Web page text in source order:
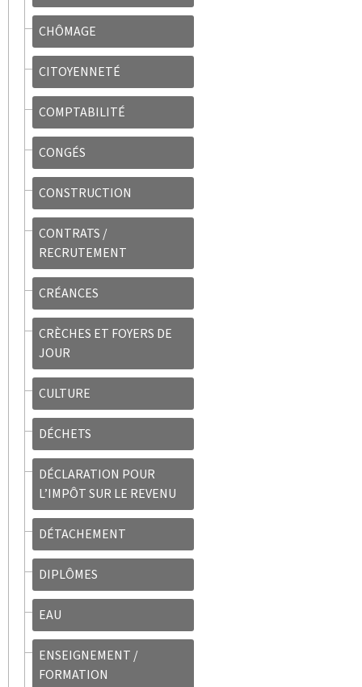
CHÔMAGE
CITOYENNETÉ
COMPTABILITÉ
CONGÉS
CONSTRUCTION
CONTRATS /
RECRUTEMENT
CRÉANCES
CRÈCHES ET FOYERS DE
JOUR
CULTURE
DÉCHETS
DÉCLARATION POUR
L’IMPÔT SUR LE REVENU
DÉTACHEMENT
DIPLÔMES
EAU
ENSEIGNEMENT /
FORMATION